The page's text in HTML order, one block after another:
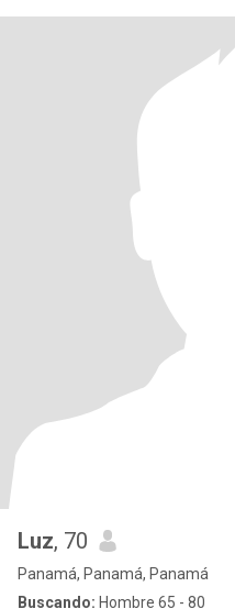
Luz, 70
Panamá, Panamá, Panamá
Buscando: Hombre 65 - 80